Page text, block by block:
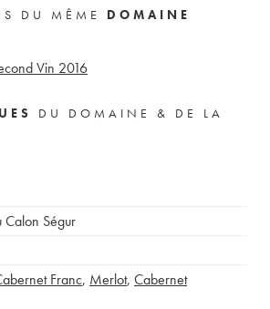
DU MÊME DOMAINE
Vin 2016
DU DOMAINE & DE LA
Calon Ségur
Franc, Merlot, Cabernet